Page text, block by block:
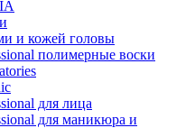
и кожей головы
полимерные воски
для лица
для маникюра и